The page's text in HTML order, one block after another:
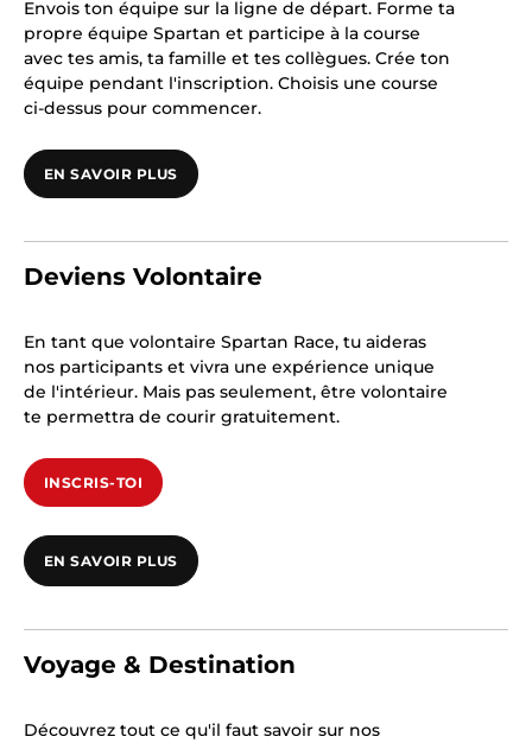
Envois ton équipe sur la ligne de départ. Forme ta
propre équipe Spartan et participe à la course
avec tes amis, ta famille et tes collègues. Crée ton
équipe pendant l'inscription. Choisis une course
ci-dessus pour commencer.
EN SAVOIR PLUS
Deviens Volontaire
En tant que volontaire Spartan Race, tu aideras
nos participants et vivra une expérience unique
de l'intérieur. Mais pas seulement, être volontaire
te permettra de courir gratuitement.
INSCRIS-TOI
EN SAVOIR PLUS
Voyage & Destination
Découvrez tout ce qu'il faut savoir sur nos